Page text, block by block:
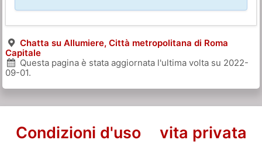
Chatta su Allumiere, Città metropolitana di Roma
Capitale
Questa pagina è stata aggiornata l'ultima volta su 2022-
09-01.
Condizioni d'uso vita privata